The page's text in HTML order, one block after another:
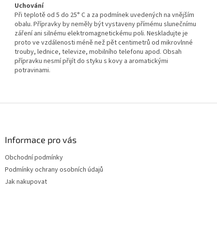
Uchování
Při teplotě od 5 do 25° C a za podmínek uvedených na vnějším
obalu. Přípravky by neměly být vystaveny přímému slunečnímu
záření ani silnému elektromagnetickému poli. Neskladujte je
proto ve vzdálenosti méně než pět centimetrů od mikrovlnné
trouby, lednice, televize, mobilního telefonu apod. Obsah
přípravku nesmí přijít do styku s kovy a aromatickými
potravinami.
Informace pro vás
Obchodní podmínky
Podmínky ochrany osobních údajů
Jak nakupovat